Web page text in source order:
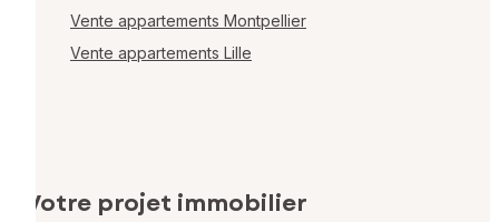
Vente appartements Montpellier
Vente appartements Lille
Votre projet immobilier